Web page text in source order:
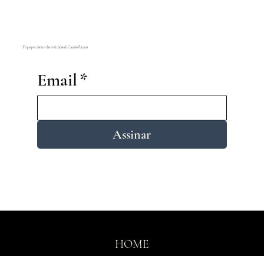
Email*
Assinar
Fique por dentro das novidades da Casa do Parquet
HOME